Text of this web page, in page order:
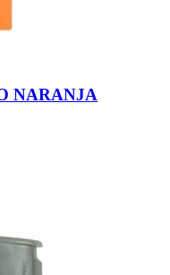
NARANJA